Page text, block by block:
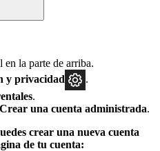
la parte de arriba.
y privacidad
.
Crear una cuenta administrada.
crear una nueva cuenta
de tu cuenta: